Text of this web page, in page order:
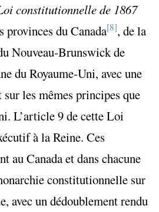
constitutionnelle de 1867
provinces du Canada[8], de la
Nouveau-Brunswick de
du Royaume-Uni, avec une
les mêmes principes que
L’article 9 de cette Loi
à la Reine. Ces
au Canada et dans chacune
constitutionnelle sur
avec un dédoublement rendu